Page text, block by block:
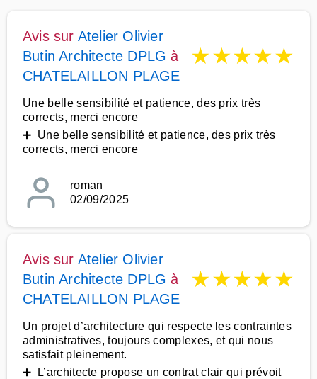
Avis sur Atelier Olivier
Butin Architecte DPLG à
CHATELAILLON PLAGE
★★★★★
Une belle sensibilité et patience, des prix très
corrects, merci encore
➕ Une belle sensibilité et patience, des prix très
corrects, merci encore
roman
02/09/2025
Avis sur Atelier Olivier
Butin Architecte DPLG à
CHATELAILLON PLAGE
★★★★★
Un projet d’architecture qui respecte les contraintes
administratives, toujours complexes, et qui nous
satisfait pleinement.
➕ L’architecte propose un contrat clair qui prévoit